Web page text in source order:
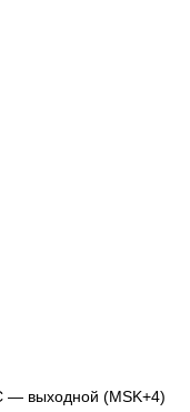
— выходной (MSK+4)